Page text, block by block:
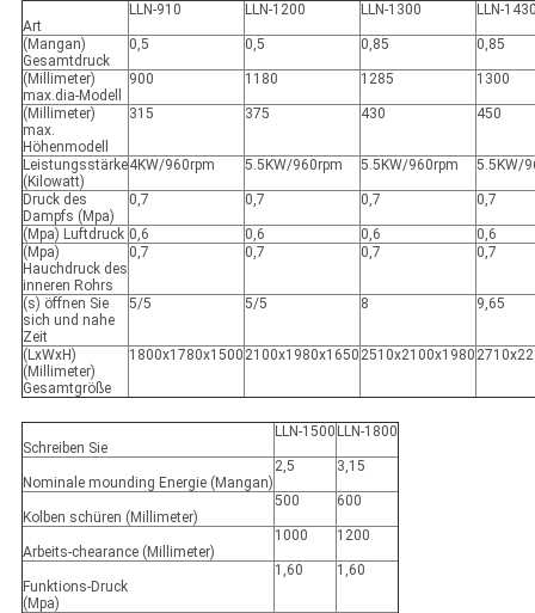
Art
LLN-910 LLN-1200 LLN-1300 LLN-
(Mangan)
Gesamtdruck
0,5 0,5 0,85 0,85
(Millimeter)
max.dia-Modell
900 1180 1285 1300
(Millimeter)
max.
Höhenmodell
315 375 430 450
Leistungsstärke
(Kilowatt)
4KW/960rpm 5.5KW/960rpm 5.5KW/960rpm 5.5KW/
Druck des
Dampfs (Mpa)
0,7 0,7 0,7 0,7
(Mpa) Luftdruck 0,6 0,6 0,6
0,6
(Mpa)
Hauchdruck des
inneren Rohrs
0,7 0,7 0,7 0,7
(s) öffnen Sie
sich und nahe
Zeit
5/5 5/5 8 9,65
(LxWxH)
(Millimeter)
Gesamtgröße
1800x1780x1500 2100x1980x1650 2510x2100x1980
Schreiben Sie
LLN-1500 LLN-1800
Nominale mounding Energie (Mangan)
2,5 3,15
Kolben schüren (Millimeter)
500 600
Arbeits-chearance (Millimeter)
1000 1200
Funktions-Druck
(Mpa)
1,60 1,60